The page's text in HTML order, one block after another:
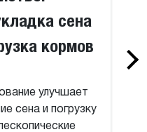
сена
кормов
улучшает
сена и погрузку